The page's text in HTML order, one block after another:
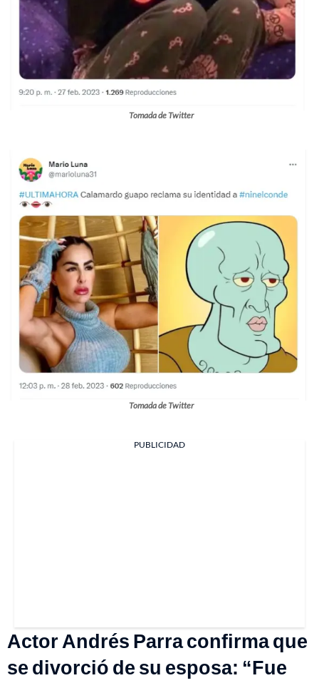
Tomada de Twitter
Tomada de Twitter
PUBLICIDAD
Actor Andrés Parra confirma que
se divorció de su esposa: “Fue